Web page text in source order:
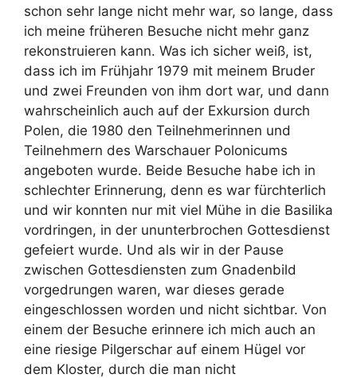
schon sehr lange nicht mehr war, so lange, dass
ich meine früheren Besuche nicht mehr ganz
rekonstruieren kann. Was ich sicher weiß, ist,
dass ich im Frühjahr 1979 mit meinem Bruder
und zwei Freunden von ihm dort war, und dann
wahrscheinlich auch auf der Exkursion durch
Polen, die 1980 den Teilnehmerinnen und
Teilnehmern des Warschauer Polonicums
angeboten wurde. Beide Besuche habe ich in
schlechter Erinnerung, denn es war fürchterlich
und wir konnten nur mit viel Mühe in die Basilika
vordringen, in der ununterbrochen Gottesdienst
gefeiert wurde. Und als wir in der Pause
zwischen Gottesdiensten zum Gnadenbild
vorgedrungen waren, war dieses gerade
eingeschlossen worden und nicht sichtbar. Von
einem der Besuche erinnere ich mich auch an
eine riesige Pilgerschar auf einem Hügel vor
dem Kloster, durch die man nicht